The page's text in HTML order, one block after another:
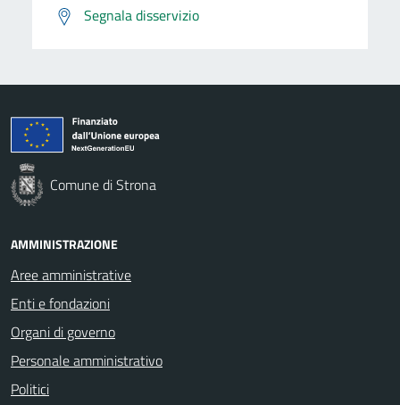
Segnala disservizio
Comune di Strona
AMMINISTRAZIONE
Aree amministrative
Enti e fondazioni
Organi di governo
Personale amministrativo
Politici